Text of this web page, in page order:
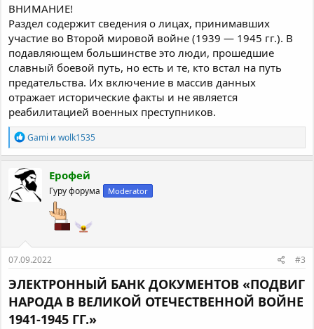
ВНИМАНИЕ!
Раздел содержит сведения о лицах, принимавших
участие во Второй мировой войне (1939 — 1945 гг.). В
подавляющем большинстве это люди, прошедшие
славный боевой путь, но есть и те, кто встал на путь
предательства. Их включение в массив данных
отражает исторические факты и не является
реабилитацией военных преступников.
Р
е
а
к
ц
и
Gami иwolk1535
Ерофей
Гуру форума Moderator
07.09.2022 #3
ЭЛЕКТРОННЫЙ БАНК ДОКУМЕНТОВ «ПОДВИГ
НАРОДА В ВЕЛИКОЙ ОТЕЧЕСТВЕННОЙ ВОЙНЕ
1941-1945 ГГ.»